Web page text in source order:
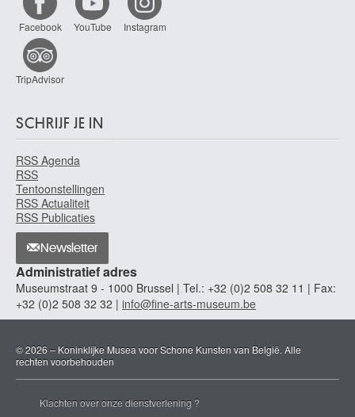
Facebook YouTube Instagram
TripAdvisor
SCHRIJF JE IN
RSS Agenda
RSS
Tentoonstellingen
RSS Actualiteit
RSS Publicaties
Newsletter
Administratief adres
Museumstraat 9 - 1000 Brussel | Tel.: +32 (0)2 508 32 11 | Fax:
+32 (0)2 508 32 32 | info@fine-arts-museum.be
© 2026 – Koninklijke Musea voor Schone Kunsten van België. Alle
rechten voorbehouden
Klachten over onze dienstverlening ?